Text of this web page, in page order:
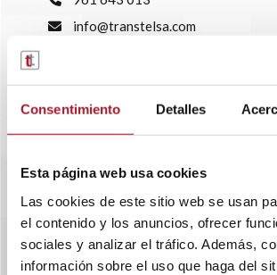
Consentimiento Detalles
Esta página web usa cookies
Las cookies de este sitio web se usan
el contenido y los anuncios, ofrecer
sociales y analizar el tráfico. Además,
información sobre el uso que haga del
info@transtelsa.com